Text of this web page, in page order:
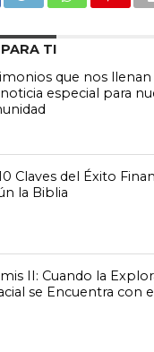
TI
que nos
especial para
Claves del Éxito
la Biblia
II: Cuando la
se Encuentra con